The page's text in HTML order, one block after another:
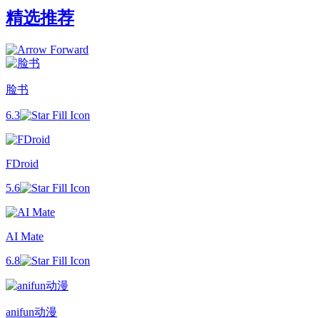
精选推荐
脸书
6.3
FDroid
5.6
AI Mate
6.8
anifun动漫